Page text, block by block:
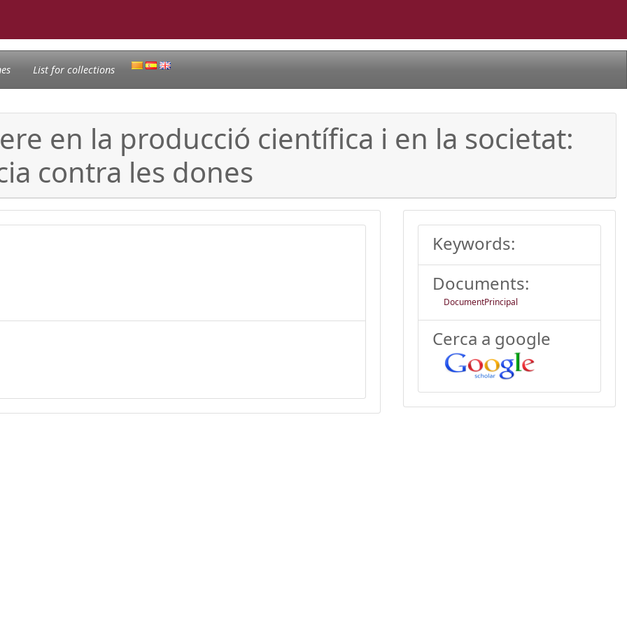
List for collections
en la producció científica i en la societat:
contra les dones
Keywords:
Documents:
DocumentPrincipal
Cerca a google